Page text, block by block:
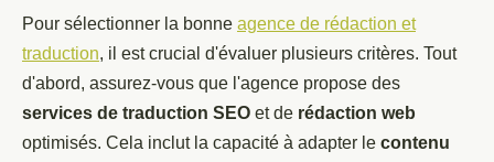
Pour sélectionner la bonne agence de rédaction et
traduction, il est crucial d'évaluer plusieurs critères. Tout
d'abord, assurez-vous que l'agence propose des
services de traduction SEO et de rédaction web
optimisés. Cela inclut la capacité à adapter le contenu